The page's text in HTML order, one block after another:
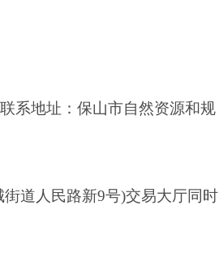
系地址：保山市自然资源和规
道人民路新9号)交易大厅同时